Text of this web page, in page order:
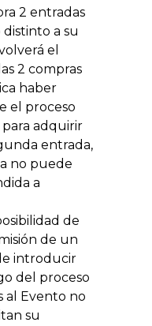
2 entradas
a su
el
2 compras
haber
el proceso
adquirir
entrada,
no puede
a
de
de un
introducir
del proceso
al Evento no
su